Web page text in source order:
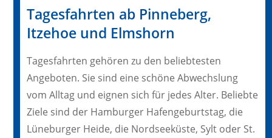
Tagesfahrten ab Pinneberg,
Itzehoe und Elmshorn
Tagesfahrten gehören zu den beliebtesten
Angeboten. Sie sind eine schöne Abwechslung
vom Alltag und eignen sich für jedes Alter. Beliebte
Ziele sind der Hamburger Hafengeburtstag, die
Lüneburger Heide, die Nordseeküste, Sylt oder St.